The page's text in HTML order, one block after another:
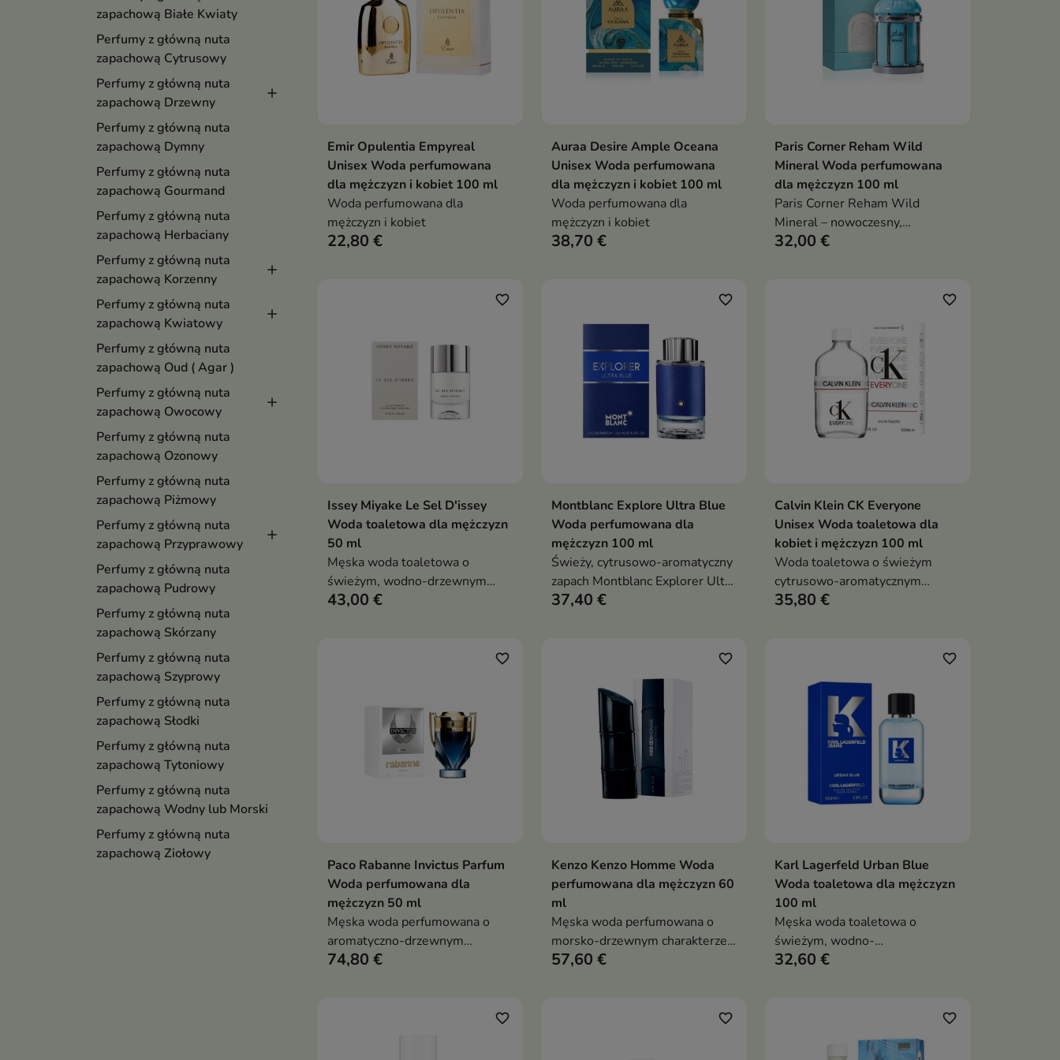
zapachową Białe Kwiaty
Perfumy z główną nuta
zapachową Cytrusowy
Perfumy z główną nuta
zapachową Drzewny
Perfumy z główną nuta
zapachową Dymny
Perfumy z główną nuta
zapachową Gourmand
Perfumy z główną nuta
zapachową Herbaciany
Perfumy z główną nuta
zapachową Korzenny
Perfumy z główną nuta
zapachową Kwiatowy
Perfumy z główną nuta
zapachową Oud ( Agar )
Perfumy z główną nuta
zapachową Owocowy
Perfumy z główną nuta
zapachową Ozonowy
Perfumy z główną nuta
zapachową Piżmowy
Perfumy z główną nuta
zapachową Przyprawowy
Perfumy z główną nuta
zapachową Pudrowy
Perfumy z główną nuta
zapachową Skórzany
Perfumy z główną nuta
zapachową Szyprowy
Perfumy z główną nuta
zapachową Słodki
Perfumy z główną nuta
zapachową Tytoniowy
Perfumy z główną nuta
zapachową Wodny lub Morski
Perfumy z główną nuta
zapachową Ziołowy
Dodaj do koszyka
Emir Opulentia Empyreal
Unisex Woda perfumowana
dla mężczyzn i kobiet 100 ml
Woda perfumowana dla
mężczyzn i kobiet
22,80 €
Dodaj do koszyka
Auraa Desire Ample Oceana
Unisex Woda perfumowana
dla mężczyzn i kobiet 100 ml
Woda perfumowana dla
mężczyzn i kobiet
38,70 €
 Dodaj do koszyka
Paris Corner Reham Wild
Mineral Woda perfumowana
dla mężczyzn 100 ml
Paris Corner Reham Wild
Mineral – nowoczesny,
aromatyczno-mineralny zapach
32,00 €
Dodaj do koszyka
favorite_border
Issey Miyake Le Sel D'issey
Woda toaletowa dla mężczyzn
50 ml
Męska woda toaletowa o
świeżym, wodno-drzewnym
charakterze z nutami soli,
43,00 €
Dodaj do koszyka
favorite_border
Montblanc Explore Ultra Blue
Woda perfumowana dla
mężczyzn 100 ml
Świeży, cytrusowo-aromatyczny
zapach Montblanc Explorer Ultra
Blue dla mężczyzn pełnych
37,40 €
Dodaj do koszyka
favorite_border
Calvin Klein CK Everyone
Unisex Woda toaletowa dla
kobiet i mężczyzn 100 ml
Woda toaletowa o świeżym
cytrusowo-aromatycznym
zapachu z olejkiem
kobiet i mężczyzn ceniących
wolność i indywidualność
35,80 €
Dodaj do koszyka
favorite_border
Paco Rabanne Invictus Parfum
Woda perfumowana dla
mężczyzn 50 ml
Męska woda perfumowana o
aromatyczno-drzewnym
charakterze z nutami lawendy,
Intensywny, wodny zapach dla
74,80 €
Dodaj do koszyka
favorite_border
Kenzo Kenzo Homme Woda
perfumowana dla mężczyzn 60
ml
Męska woda perfumowana o
morsko-drzewnym charakterze z
nutami morskimi, skóry i paczuli.
57,60 €
Dodaj do koszyka
favorite_border
Karl Lagerfeld Urban Blue
Woda toaletowa dla mężczyzn
100 ml
Męska woda toaletowa o
świeżym, wodno-
przyprawowym aromacie z nutą
32,60 €
favorite_border favorite_border favorite_border